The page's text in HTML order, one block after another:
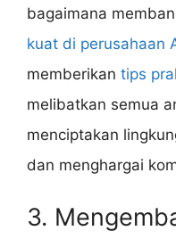
bagaimana
kuat di perusahaan
memberikan tips
melibatkan semua
menciptakan
dan menghargai
3.